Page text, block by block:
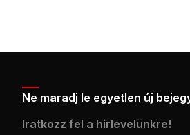
Ne maradj le egyetlen új
Iratkozz fel a hírlevelünkre!